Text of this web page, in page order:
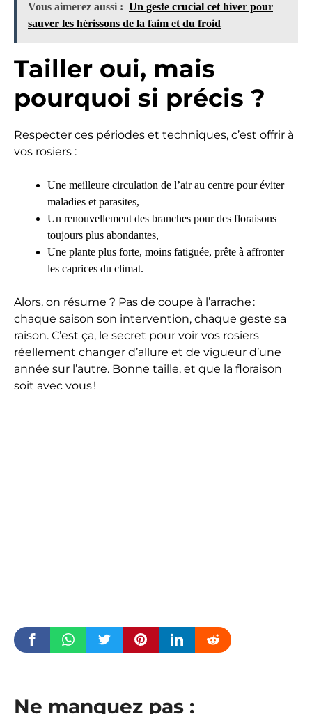
Vous aimerez aussi : Un geste crucial cet hiver pour
sauver les hérissons de la faim et du froid
Tailler oui, mais
pourquoi si précis ?
Respecter ces périodes et techniques, c’est offrir à
vos rosiers :
Une meilleure circulation de l’air au centre pour éviter
maladies et parasites,
Un renouvellement des branches pour des floraisons
toujours plus abondantes,
Une plante plus forte, moins fatiguée, prête à affronter
les caprices du climat.
Alors, on résume ? Pas de coupe à l’arrache :
chaque saison son intervention, chaque geste sa
raison. C’est ça, le secret pour voir vos rosiers
réellement changer d’allure et de vigueur d’une
année sur l’autre. Bonne taille, et que la floraison
soit avec vous !
Ne manquez pas :